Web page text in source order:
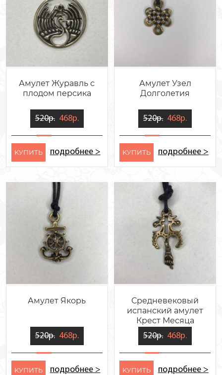
Амулет Журавль с
плодом персика
520р. 468р.
KУПИТЬ подробнее >
Амулет Узел
Долголетия
520р. 468р.
KУПИТЬ подробнее >
Амулет Якорь
520р. 468р.
KУПИТЬ подробнее >
Средневековый
испанский амулет
Крест Месяца
520р. 468р.
KУПИТЬ подробнее >